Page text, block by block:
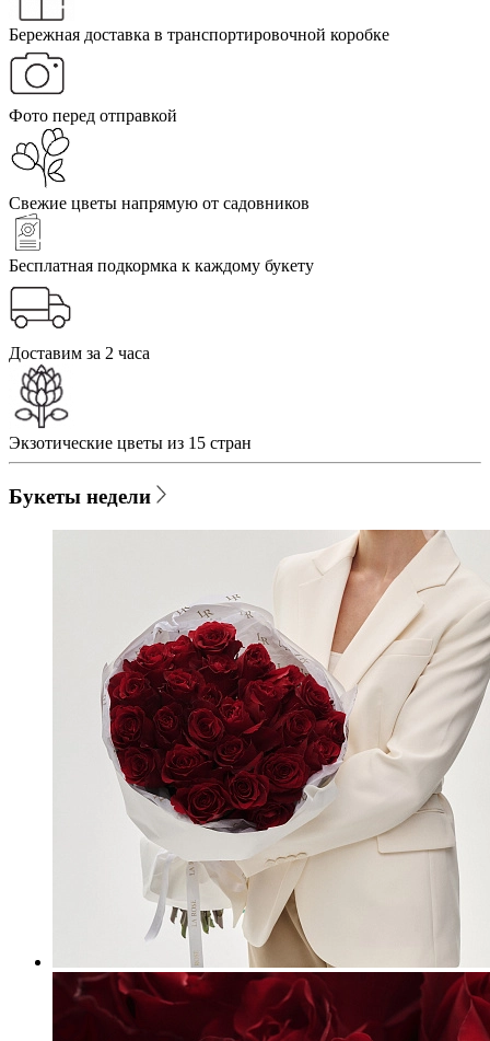
Бережная доставка в транспортировочной коробке
Фото перед отправкой
Свежие цветы напрямую от садовников
Бесплатная подкормка к каждому букету
Доставим за 2 часа
Экзотические цветы из 15 стран
Букеты недели